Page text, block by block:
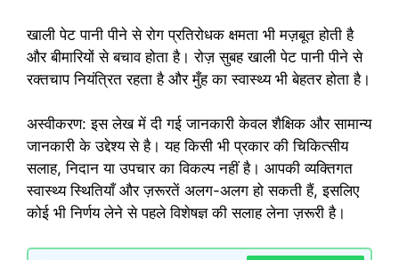
खाली पेट पानी पीने से रोग प्रतिरोधक क्षमता भी मज़बूत होती है
और बीमारियों से बचाव होता है। रोज़ सुबह खाली पेट पानी पीने से
रक्तचाप नियंत्रित रहता है और मुँह का स्वास्थ्य भी बेहतर होता है।
अस्वीकरण: इस लेख में दी गई जानकारी केवल शैक्षिक और सामान्य
जानकारी के उद्देश्य से है। यह किसी भी प्रकार की चिकित्सीय
सलाह, निदान या उपचार का विकल्प नहीं है। आपकी व्यक्तिगत
स्वास्थ्य स्थितियाँ और ज़रूरतें अलग-अलग हो सकती हैं, इसलिए
कोई भी निर्णय लेने से पहले विशेषज्ञ की सलाह लेना ज़रूरी है।